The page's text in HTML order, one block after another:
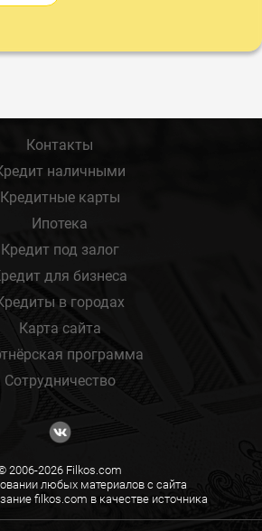
Контакты
наличными
Кредитные карты
Ипотека
Кредит под залог
для бизнеса
в городах
Карта сайта
программа
Сотрудничество
2006-2026 Filkos.com
любых материалов с сайта
filkos.com в качестве источника